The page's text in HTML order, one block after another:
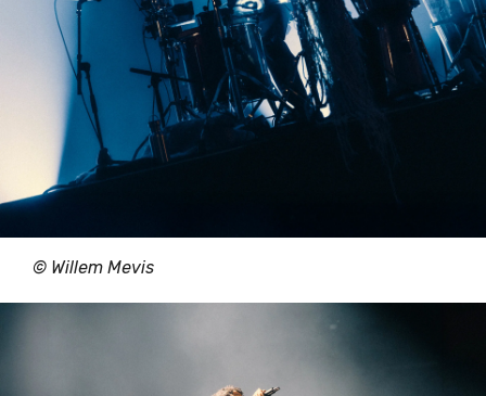
© Willem Mevis